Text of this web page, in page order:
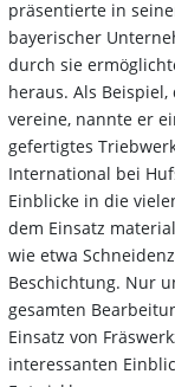
präsentierte in
bayerischer
durch sie
heraus. Als
vereine, nannte er
gefertigtes
International bei
Einblicke in die
dem Einsatz
wie etwa
Beschichtung. Nur
gesamten
Einsatz von
interessanten